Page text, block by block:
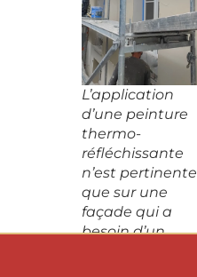
L’application
d’une peinture
thermo-
réfléchissante
n’est pertinente
que sur une
façade qui a
besoin d’un